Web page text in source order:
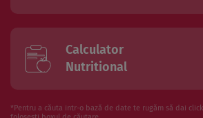
Calculator
Nutritional
*Pentru a căuta intr-o bază de date te rugăm să dai